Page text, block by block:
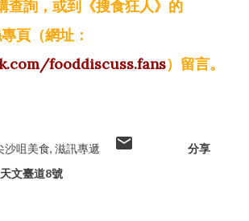
查詢，或到《搜食狂人》的
頁（網址：
fooddiscuss.fans）留言。
沙咀美食 滋訊專遞
文臺道8號
分享